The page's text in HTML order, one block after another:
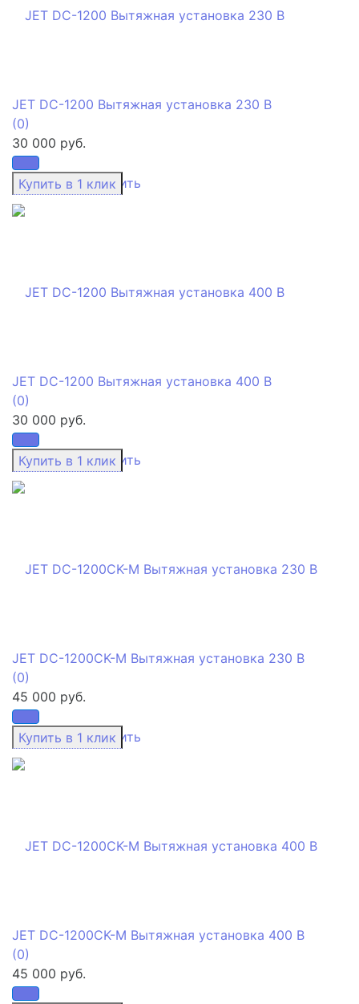
избранное сравнить
JET DC-1200 Вытяжная установка 230 В
(0)
30 000 руб.
избранное сравнить
JET DC-1200 Вытяжная установка 400 В
(0)
30 000 руб.
избранное сравнить
JET DC-1200CK-M Вытяжная установка 230 В
(0)
45 000 руб.
JET DC-1200CK-M Вытяжная установка 400 В
(0)
45 000 руб.